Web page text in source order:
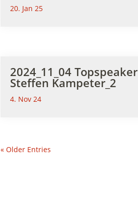
20. Jan 25
2024_11_04 Topspeaker
Steffen Kampeter_2
4. Nov 24
« Older Entries